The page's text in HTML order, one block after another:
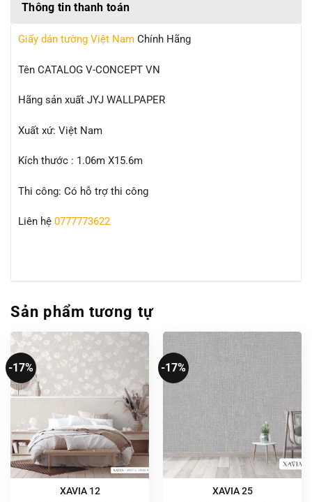
Thông tin thanh toán
Giấy dán tường Việt Nam Chính Hãng
Tên CATALOG V-CONCEPT VN
Hãng sản xuất JYJ WALLPAPER
Xuất xứ: Việt Nam
Kích thước : 1.06m X15.6m
Thi công: Có hỗ trợ thi công
Liên hệ 0777773622
Sản phẩm tương tự
-17%
XAVIA 12
-17%
XAVIA 25